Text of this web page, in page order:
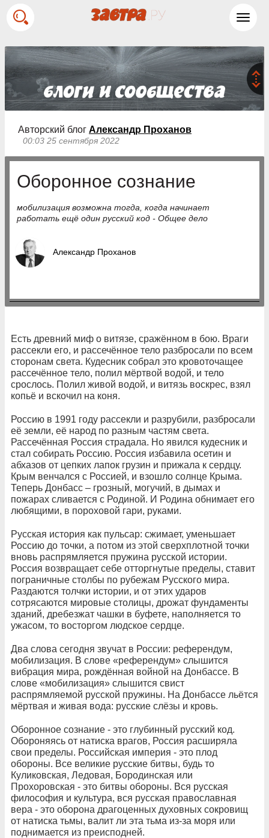
Авторский блог Александр Проханов
00:03 25 сентября 2022
Оборонное сознание
мобилизация возможна тогда, когда начинает
работать ещё один русский код - Общее дело
Александр Проханов
Есть древний миф о витязе, сражённом в бою. Враги
рассекли его, и рассечённое тело разбросали по всем
сторонам света. Кудесник собрал это кровоточащее
рассечённое тело, полил мёртвой водой, и тело
срослось. Полил живой водой, и витязь воскрес, взял
копьё и вскочил на коня.
Россию в 1991 году рассекли и разрубили, разбросали
её земли, её народ по разным частям света.
Рассечённая Россия страдала. Но явился кудесник и
стал собирать Россию. Россия избавила осетин и
абхазов от цепких лапок грузин и прижала к сердцу.
Крым венчался с Россией, и взошло солнце Крыма.
Теперь Донбасс – грозный, могучий, в дымах и
пожарах сливается с Родиной. И Родина обнимает его
любящими, в пороховой гари, руками.
Русская история как пульсар: сжимает, уменьшает
Россию до точки, а потом из этой сверхплотной точки
вновь распрямляется пружина русской истории.
Россия возвращает себе отторгнутые пределы, ставит
пограничные столбы по рубежам Русского мира.
Раздаются толчки истории, и от этих ударов
сотрясаются мировые столицы, дрожат фундаменты
зданий, дребезжат чашки в буфете, наполняется то
ужасом, то восторгом людское сердце.
Два слова сегодня звучат в России: референдум,
мобилизация. В слове «референдум» слышится
вибрация мира, рождённая войной на Донбассе. В
слове «мобилизация» слышится свист
распрямляемой русской пружины. На Донбассе льётся
мёртвая и живая вода: русские слёзы и кровь.
Оборонное сознание - это глубинный русский код.
Обороняясь от натиска врагов, Россия расширяла
свои пределы. Российская империя - это плод
обороны. Все великие русские битвы, будь то
Куликовская, Ледовая, Бородинская или
Прохоровская - это битвы обороны. Вся русская
философия и культура, вся русская православная
вера - это оборона драгоценных духовных сокровищ
от натиска тьмы, валит ли эта тьма из-за моря или
поднимается из преисподней.